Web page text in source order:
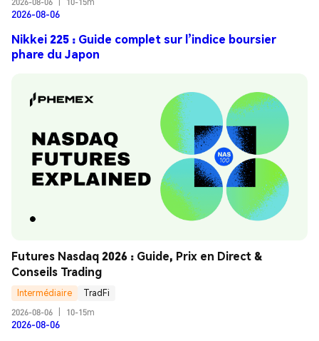
2026-08-06
Nikkei 225 : Guide complet sur l’indice boursier
phare du Japon
Futures Nasdaq 2026 : Guide, Prix en Direct &
Conseils Trading
Intermédiaire
TradFi
2026-08-06
10-15m
2026-08-06